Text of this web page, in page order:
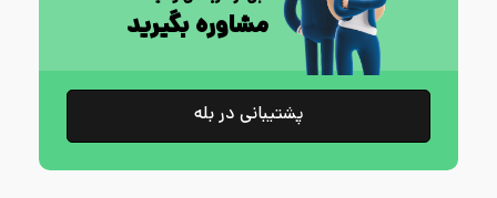
مشاوره بگیرید
پشتیبانی در بله